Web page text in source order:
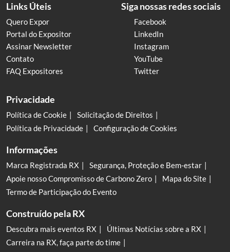
Links Úteis
Quero Expor
Portal do Expositor
Assinar Newsletter
Contato
FAQ Expositores
Siga nossas redes sociais
Facebook
LinkedIn
Instagram
YouTube
Twitter
Privacidade
Política de Cookie
Solicitação de Direitos
Política de Privacidade
Configuração de Cookies
Informações
Marca Registrada RX
Segurança, Proteção e Bem-estar
Apoie nosso Compromisso de Carbono Zero
Mapa do Site
Termo de Participação do Evento
Construído pela RX
Descubra mais eventos RX
Últimas Notícias sobre a RX
Carreira na RX, faça parte do time